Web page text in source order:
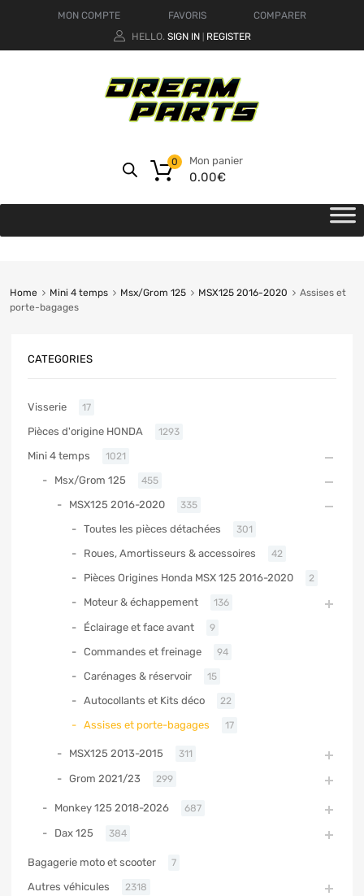
MON COMPTE FAVORIS
COMPARER
HELLO. SIGN IN REGISTER
Mon panier
0.00€
0
Home Mini 4 temps Msx/Grom 125 MSX125 2016-2020
Assises et
porte-bagages
CATEGORIES
Visserie 17
Pièces d'origine HONDA 1293
Mini 4 temps 1021
Msx/Grom 125 455
MSX125 2016-2020 335
Toutes les pièces détachées 301
Roues, Amortisseurs & accessoires 42
Pièces Origines Honda MSX 125 2016-2020 2
Moteur & échappement 136
Éclairage et face avant 9
Commandes et freinage 94
Carénages & réservoir 15
Autocollants et Kits déco 22
Assises et porte-bagages 17
MSX125 2013-2015 311
Grom 2021/23 299
Monkey 125 2018-2026 687
Dax 125 384
Bagagerie moto et scooter 7
Autres véhicules 2318